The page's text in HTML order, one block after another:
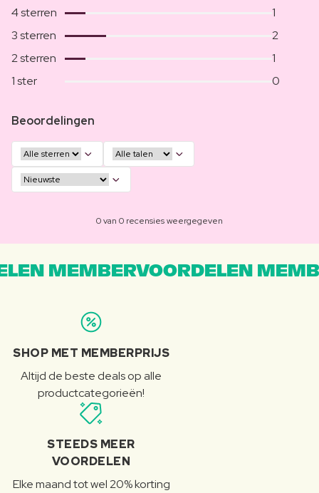
4 sterren
1
3 sterren
2
2 sterren
1
1 ster
0
Beoordelingen
0 van 0 recensies weergegeven
MEMBERVOORDELEN
SHOP MET MEMBERPRIJS
Altijd de beste deals op alle
productcategorieën!
STEEDS MEER
VOORDELEN
Elke maand tot wel 20% korting